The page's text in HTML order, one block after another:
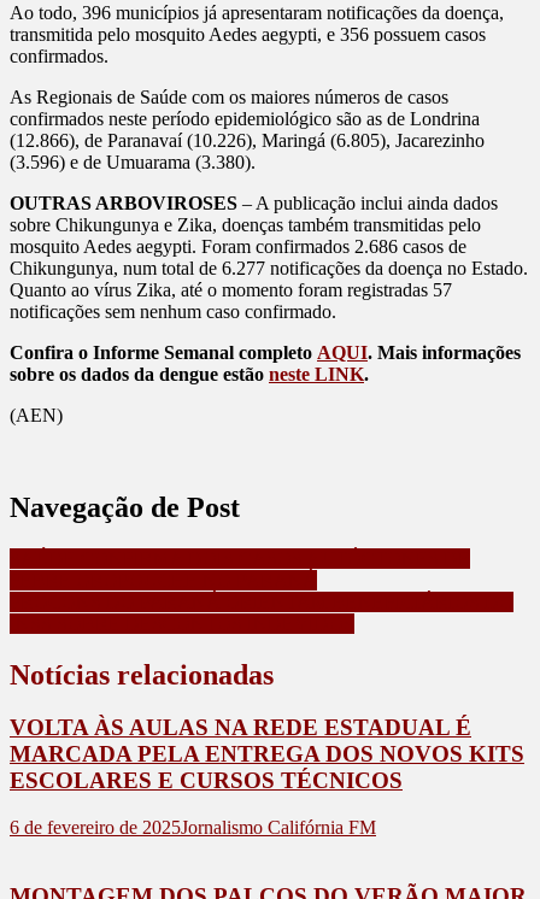
Ao todo, 396 municípios já apresentaram notificações da doença,
transmitida pelo mosquito Aedes aegypti, e 356 possuem casos
confirmados.
As Regionais de Saúde com os maiores números de casos
confirmados neste período epidemiológico são as de Londrina
(12.866), de Paranavaí (10.226), Maringá (6.805), Jacarezinho
(3.596) e de Umuarama (3.380).
OUTRAS ARBOVIROSES – A publicação inclui ainda dados
sobre Chikungunya e Zika, doenças também transmitidas pelo
mosquito Aedes aegypti. Foram confirmados 2.686 casos de
Chikungunya, num total de 6.277 notificações da doença no Estado.
Quanto ao vírus Zika, até o momento foram registradas 57
notificações sem nenhum caso confirmado.
Confira o Informe Semanal completo AQUI. Mais informações
sobre os dados da dengue estão neste LINK.
(AEN)
Navegação de Post
Notícias relacionadas
VOLTA ÀS AULAS NA REDE ESTADUAL É
MARCADA PELA ENTREGA DOS NOVOS KITS
ESCOLARES E CURSOS TÉCNICOS
6 de fevereiro de 2025Jornalismo Califórnia FM